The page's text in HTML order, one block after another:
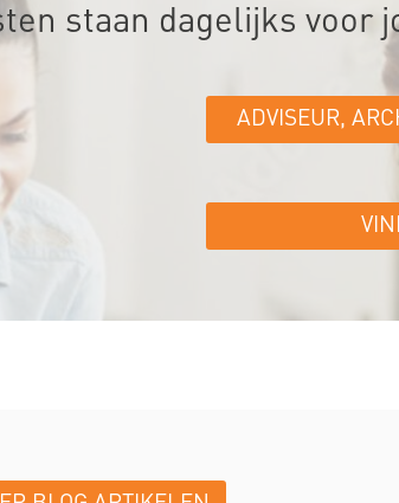
staan dagelijks voor
ADVISEUR,